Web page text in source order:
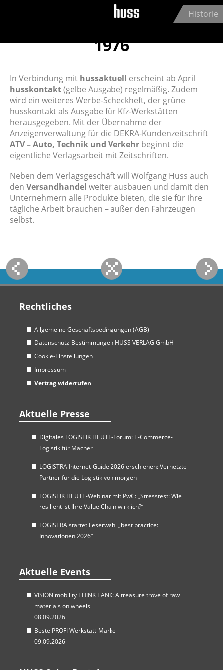
Jump to navigation
Historie
1976
In Verbindung mit hussaktuell erscheint ab April
husskontakt(gelbe Ausgabe) regelmäßig. Zudem
wird ein weiteres Werbe-Scheckheft, der grüne
husskontakt als Ausgabe für Kfz-Werkstätten
herausgegeben. Mit der Übernahme der
Anzeigenverwaltung für die DEKRA-Kundenzeitschrift
ATV – Auto, Technik und Verkehr beginnt die
eigentliche Verlagsarbeit mit Zeitschriften.
Neben dem Verlagsgeschäft will Wolfgang Huss auch
den Versandhandel weiter ausbauen und damit den
Unternehmern alle Produkte bieten, die sie für ihre
tägliche Arbeit brauchen – außer den Fahrzeugen
selbst.
Rechtliches
Allgemeine Geschäftsbedingungen (AGB)
Datenschutz-Bestimmungen HUSS VERLAG GmbH
Cookie-Einstellungen
Impressum
Vertrag widerrufen
Aktuelle Presse
Digitales LOGISTIK HEUTE-Forum: E-Commerce-
Logistik für Macher
LOGISTRA Internet-Guide 2026 erschienen: Vernetzte
Partner für die Logistik von morgen
LOGISTIK HEUTE-Webinar mit PwC: „Stresstest: Wie
resilient ist Ihre Value Chain wirklich?“
LOGISTRA startet Leserwahl „best practice:
Innovationen 2026“
Aktuelle Events
VISION mobility THINK TANK: A treasure trove of raw
materials on wheels
08.09.2026
Beste PROFI Werkstatt-Marke
09.09.2026